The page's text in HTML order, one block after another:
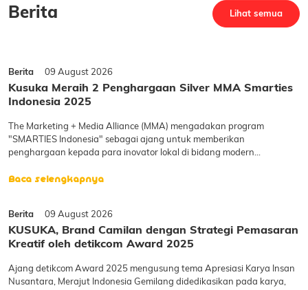
Berita Lihat semua
Berita 09 August 2026
Kusuka Meraih 2 Penghargaan Silver MMA Smarties
Indonesia 2025
The Marketing + Media Alliance (MMA) mengadakan program
"SMARTIES Indonesia" sebagai ajang untuk memberikan
penghargaan kepada para inovator lokal di bidang modern
dan global. KUSUKA berhasil meraih 2&nbsp;Silver Awards dari
Baca selengkapnya
Berita 09 August 2026
KUSUKA, Brand Camilan dengan Strategi Pemasaran
Kreatif oleh detikcom Award 2025
Ajang detikcom Award 2025 mengusung tema Apresiasi Karya Insan
Nusantara, Merajut Indonesia Gemilang didedikasikan pada karya,